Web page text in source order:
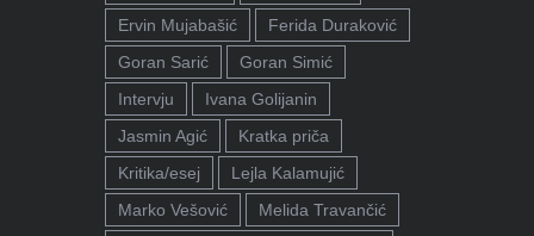
Ervin Mujabašić
Ferida Duraković
Goran Sarić
Goran Simić
Intervju
Ivana Golijanin
Jasmin Agić
Kratka priča
Kritika/esej
Lejla Kalamujić
Marko Vešović
Melida Travančić